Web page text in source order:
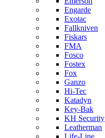
Engarde
Exotac
Fallkniven
Fiskars
FMA
Fosco
Fostex
Fox
Ganzo
Hi-Tec
Katadyn
Key-Bak
KH Security
Leatherman
Life-Line